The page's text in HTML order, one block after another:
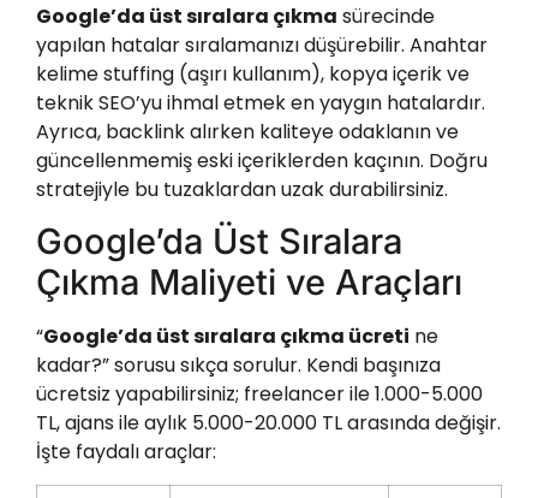
Google’da üst sıralara çıkma sürecinde
yapılan hatalar sıralamanızı düşürebilir. Anahtar
kelime stuffing (aşırı kullanım), kopya içerik ve
teknik SEO’yu ihmal etmek en yaygın hatalardır.
Ayrıca, backlink alırken kaliteye odaklanın ve
güncellenmemiş eski içeriklerden kaçının. Doğru
stratejiyle bu tuzaklardan uzak durabilirsiniz.
Google’da Üst Sıralara
Çıkma Maliyeti ve Araçları
“Google’da üst sıralara çıkma ücreti ne
kadar?” sorusu sıkça sorulur. Kendi başınıza
ücretsiz yapabilirsiniz; freelancer ile 1.000-5.000
TL, ajans ile aylık 5.000-20.000 TL arasında değişir.
İşte faydalı araçlar: